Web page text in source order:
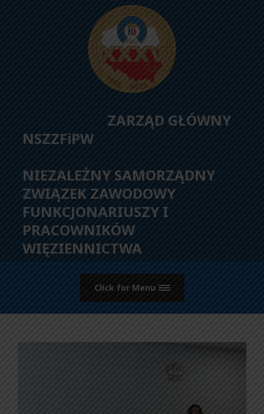
ZARZĄD GŁÓWNY
NSZZFiPW
NIEZALEŻNY SAMORZĄDNY
ZWIĄZEK ZAWODOWY
FUNKCJONARIUSZY I
PRACOWNIKÓW
WIĘZIENNICTWA
Click for Menu